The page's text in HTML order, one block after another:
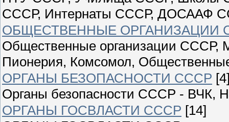
СССР, Интернаты СССР, ДОСААФ
ОБЩЕСТВЕННЫЕ ОРГАНИЗАЦИИ
Общественные организации СССР,
Пионерия, Комсомол,
ОРГАНЫ БЕЗОПАСНОСТИ СССР
Органы безопасности СССР -
ОРГАНЫ ГОСВЛАСТИ СССР [14]